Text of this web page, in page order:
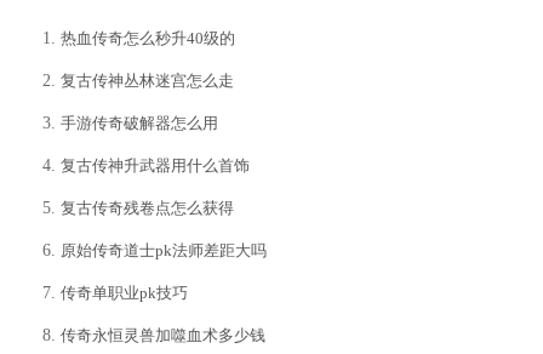
热血传奇怎么秒升40级的
复古传神丛林迷宫怎么走
手游传奇破解器怎么用
复古传神升武器用什么首饰
复古传奇残卷点怎么获得
原始传奇道士pk法师差距大吗
传奇单职业pk技巧
传奇永恒灵兽加噬血术多少钱